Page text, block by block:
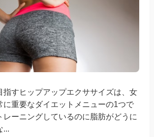
指すヒップアップエクササイズは、女
に重要なダイエットメニューの1つで
レーニングしているのに脂肪がどうに
...